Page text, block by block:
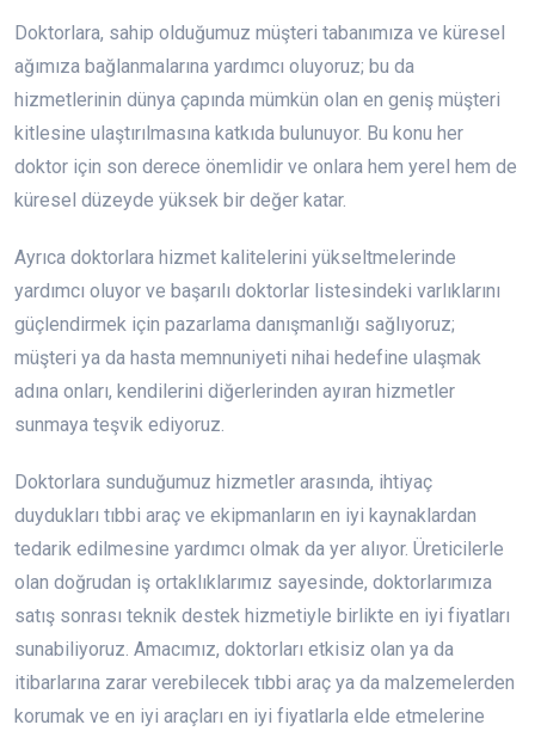
Doktorlara, sahip olduğumuz müşteri tabanımıza ve küresel
ağımıza bağlanmalarına yardımcı oluyoruz; bu da
hizmetlerinin dünya çapında mümkün olan en geniş müşteri
kitlesine ulaştırılmasına katkıda bulunuyor. Bu konu her
doktor için son derece önemlidir ve onlara hem yerel hem de
küresel düzeyde yüksek bir değer katar.
Ayrıca doktorlara hizmet kalitelerini yükseltmelerinde
yardımcı oluyor ve başarılı doktorlar listesindeki varlıklarını
güçlendirmek için pazarlama danışmanlığı sağlıyoruz;
müşteri ya da hasta memnuniyeti nihai hedefine ulaşmak
adına onları, kendilerini diğerlerinden ayıran hizmetler
sunmaya teşvik ediyoruz.
Doktorlara sunduğumuz hizmetler arasında, ihtiyaç
duydukları tıbbi araç ve ekipmanların en iyi kaynaklardan
tedarik edilmesine yardımcı olmak da yer alıyor. Üreticilerle
olan doğrudan iş ortaklıklarımız sayesinde, doktorlarımıza
satış sonrası teknik destek hizmetiyle birlikte en iyi fiyatları
sunabiliyoruz. Amacımız, doktorları etkisiz olan ya da
itibarlarına zarar verebilecek tıbbi araç ya da malzemelerden
korumak ve en iyi araçları en iyi fiyatlarla elde etmelerine